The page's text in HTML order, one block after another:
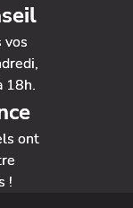
vos
18h.
ont
!